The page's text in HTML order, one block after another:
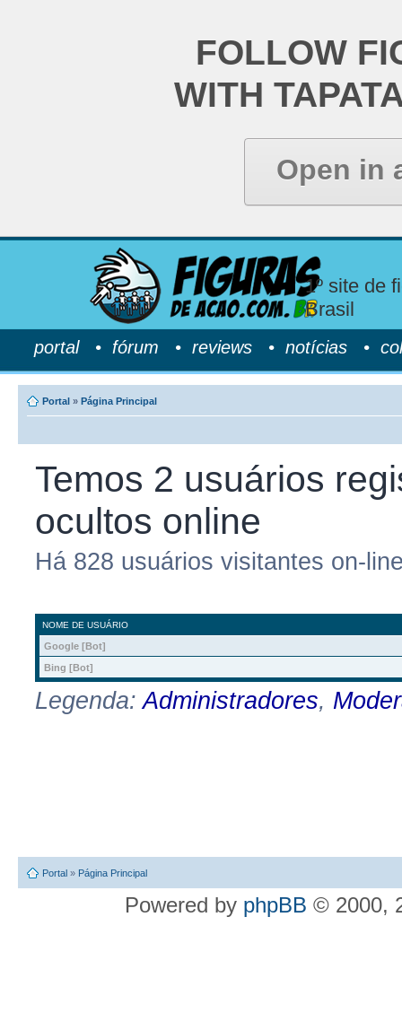
FOLLOW
WITH
Open in
1º site de
Brasil
portal• fórum • reviews • notícias •
Portal » Página Principal
Temos 2 usuários
ocultos online
Há 828 usuários visitantes on-
NOME DE USUÁRIO
Google [Bot]
Bing [Bot]
Legenda:Administradores,
Portal » Página Principal
Powered by phpBB © 2000,